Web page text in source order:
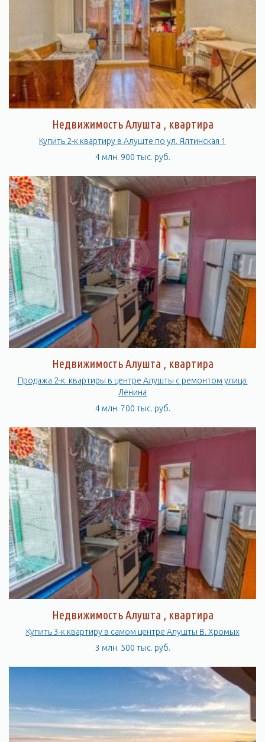
Недвижимость Алушта , квартира
Купить 2-к квартиру в Алуште по ул. Ялтинская 1
4 млн. 900 тыс. руб.
Недвижимость Алушта , квартира
Продажа 2-к. квартиры в центре Алушты с ремонтом улица:
Ленина
4 млн. 700 тыс. руб.
Недвижимость Алушта , квартира
Купить 3-к квартиру в самом центре Алушты В. Хромых
3 млн. 500 тыс. руб.